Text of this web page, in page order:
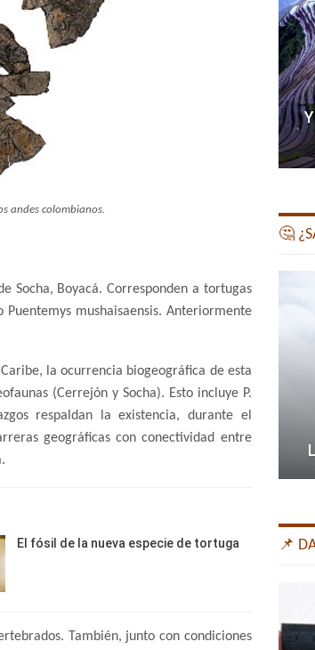
andes colombianos.
Socha, Boyacá. Corresponden a tortugas
mushaisaensis. Anteriormente
la ocurrencia biogeográfica de esta
(Cerrejón y Socha). Esto incluye P.
respaldan la existencia, durante el
geográficas con conectividad entre
El fósil de la nueva especie de tortuga
También, junto con condiciones
🤔
📌